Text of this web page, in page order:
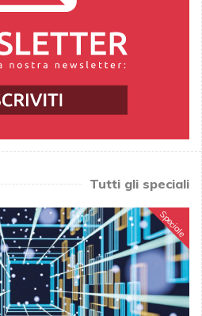
Tutti gli speciali
Speciale